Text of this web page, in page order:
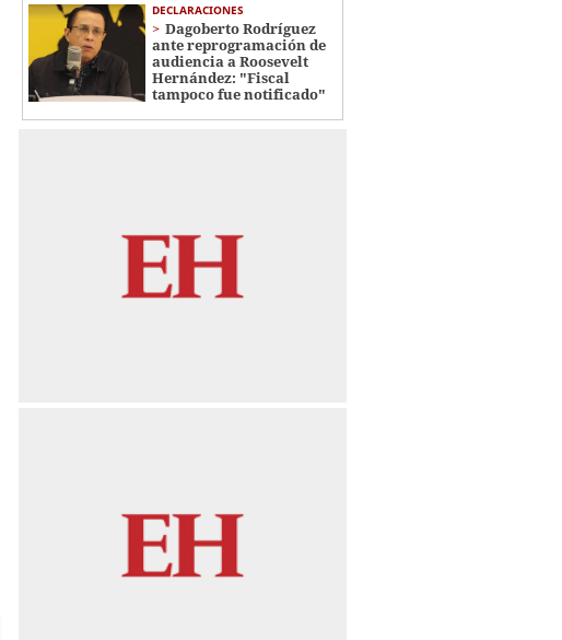
DECLARACIONES
Dagoberto Rodríguez
ante reprogramación de
audiencia a Roosevelt
Hernández: "Fiscal
tampoco fue notificado"